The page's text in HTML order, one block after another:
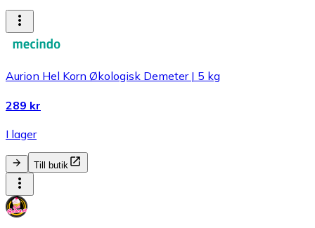
Aurion Hel Korn Økologisk Demeter | 5 kg
289 kr
I lager
Till butik